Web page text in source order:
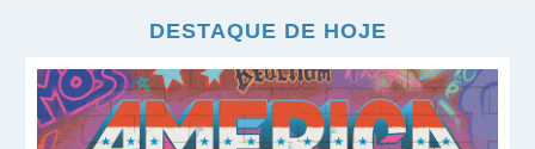
DESTAQUE DE HOJE